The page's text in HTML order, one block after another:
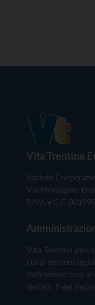
Vita Trentina
Società
Via Monsignor
P.IVA e C.F.
Vita Trentina
cui al decreto
Indicazione resa
dell'art. 5 del